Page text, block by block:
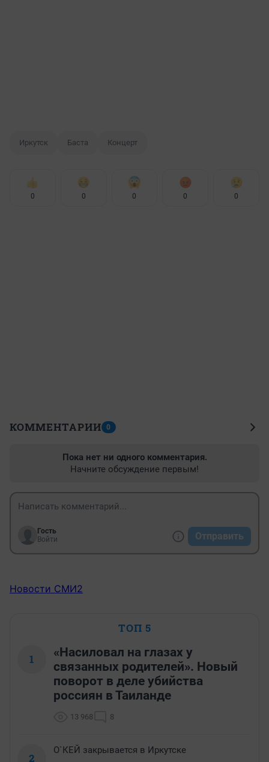
Иркутск Баста Концерт
0 0 0 0 0
КОММЕНТАРИИ 0
Пока нет ни одного комментария.
Начните обсуждение первым!
Гость
Войти
Отправить
Новости СМИ2
ТОП 5
1
«Насиловал на глазах у
связанных родителей». Новый
поворот в деле убийства
россиян в Таиланде
13 968 8
2
О`КЕЙ закрывается в Иркутске